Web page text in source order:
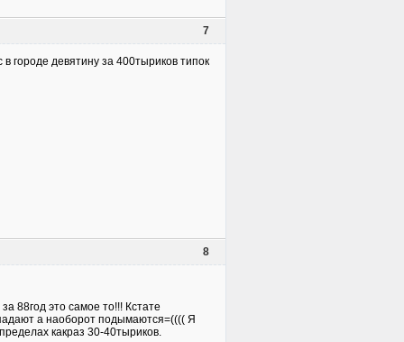
7
городе девятину за 400тыриков типок
8
88год это самое то!!! Кстате
а наоборот подымаются=(((( Я
какраз 30-40тыриков.